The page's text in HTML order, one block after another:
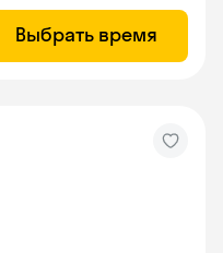
Выбрать время